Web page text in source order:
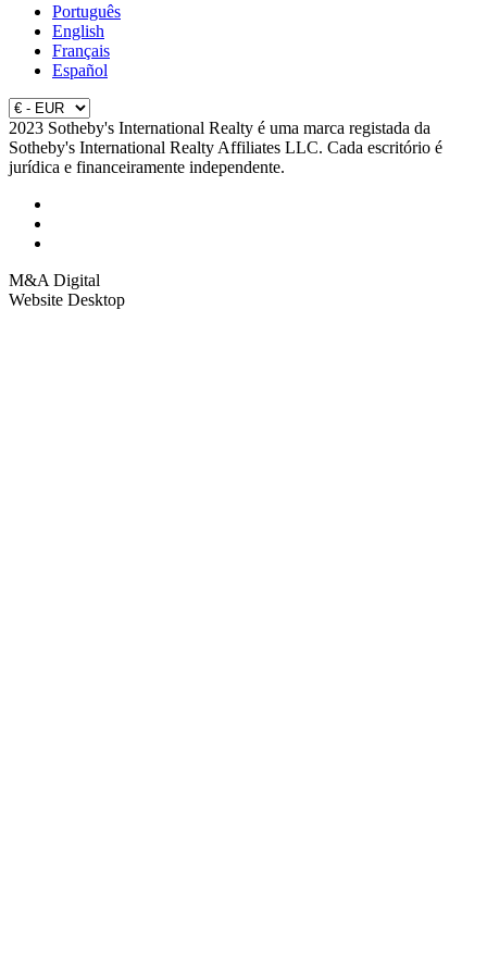
Português
English
Français
Español
2023 Sotheby's International Realty é uma marca registada da
Sotheby's International Realty Affiliates LLC. Cada escritório é
jurídica e financeiramente independente.
M&A Digital
Website Desktop